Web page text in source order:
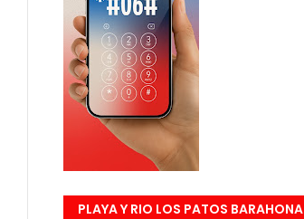
PLAYA Y RIO LOS PATOS BARAHONA